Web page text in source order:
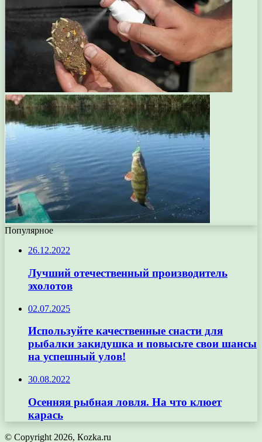
Популярное
26.12.2022
Лучший отечественный производитель
эхолотов
02.07.2025
Используйте качественные снасти для
рыбалки закидушка и повысьте свои шансы
на успешный улов!
30.08.2022
Осенняя рыбная ловля. На что клюет
карась
© Copyright 2026, Кozka.ru